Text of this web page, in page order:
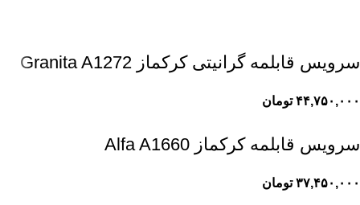
سرویس قابلمه گرانیتی کرکماز Granita A1272
۴۴,۷۵۰,۰۰۰ تومان
سرویس قابلمه کرکماز Alfa A1660
۳۷,۴۵۰,۰۰۰ تومان